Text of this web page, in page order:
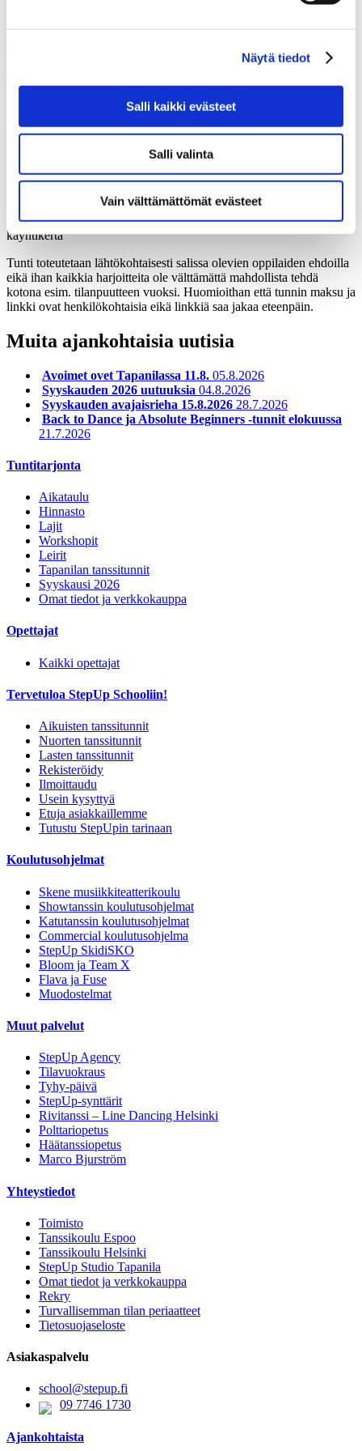
Näytä tiedot
Salli kaikki evästeet
Salli valinta
Vain välttämättömät evästeet
klo 13.00 – 14.00 Waacking avoin taso Katri MiettinenHUOM!
18.00–19.15 Stretching Peter Pihlström
– ilmoittaudu osoitteeseen school@stepup.fi viimeistään kyseisenä
päivänä klo 15.00 mennessä (viikonlopputunneille viimeistään
edeltävänä arkipäivänä klo 15.00 mennessä)
– varmista, että asiakastililläsi on jokin oikean hintaluokan lippu tai
– sinulle lähetetään valitsemasi tunnin Zoom-linkki kyseisenä
päivänä klo 17.00 mennessä ja lippusaldostasi vähennetään yksi
käyntikerta
Tunti toteutetaan lähtökohtaisesti salissa olevien oppilaiden ehdoilla
eikä ihan kaikkia harjoitteita ole välttämättä mahdollista tehdä
kotona esim. tilanpuutteen vuoksi. Huomioithan että tunnin maksu ja
linkki ovat henkilökohtaisia eikä linkkiä saa jakaa eteenpäin.
Muita ajankohtaisia uutisia
Avoimet ovet Tapanilassa 11.8. 05.8.2026
Syyskauden 2026 uutuuksia 04.8.2026
Syyskauden avajaisrieha 15.8.2026 28.7.2026
Back to Dance ja Absolute Beginners -tunnit elokuussa
21.7.2026
Tuntitarjonta
Aikataulu
Hinnasto
Lajit
Workshopit
Leirit
Tapanilan tanssitunnit
Syyskausi 2026
Omat tiedot ja verkkokauppa
Opettajat
Kaikki opettajat
Tervetuloa StepUp Schooliin!
Aikuisten tanssitunnit
Nuorten tanssitunnit
Lasten tanssitunnit
Rekisteröidy
Ilmoittaudu
Usein kysyttyä
Etuja asiakkaillemme
Tutustu StepUpin tarinaan
Koulutusohjelmat
Skene musiikkiteatterikoulu
Showtanssin koulutusohjelmat
Katutanssin koulutusohjelmat
Commercial koulutusohjelma
StepUp SkidiSKO
Bloom ja Team X
Flava ja Fuse
Muodostelmat
Muut palvelut
StepUp Agency
Tilavuokraus
Tyhy-päivä
StepUp-synttärit
Rivitanssi – Line Dancing Helsinki
Polttariopetus
Häätanssiopetus
Marco Bjurström
Yhteystiedot
Toimisto
Tanssikoulu Espoo
Tanssikoulu Helsinki
StepUp Studio Tapanila
Omat tiedot ja verkkokauppa
Rekry
Turvallisemman tilan periaatteet
Tietosuojaseloste
Asiakaspalvelu
school@stepup.fi
09 7746 1730
Ajankohtaista